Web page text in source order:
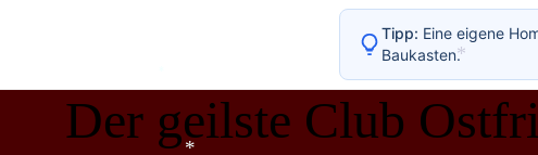
Der geilste Club
Tipp: Eine eigene
Baukasten.
*
*
*
*